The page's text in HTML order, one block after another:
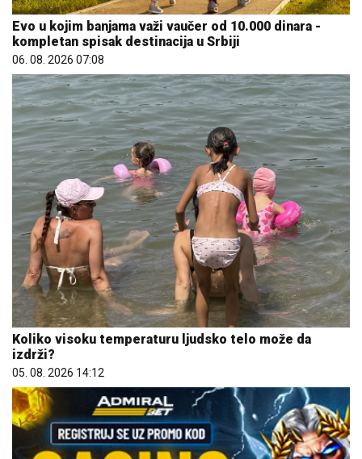
Evo u kojim banjama važi vaučer od 10.000 dinara -
kompletan spisak destinacija u Srbiji
06. 08. 2026 07:08
Koliko visoku temperaturu ljudsko telo može da
izdrži?
05. 08. 2026 14:12